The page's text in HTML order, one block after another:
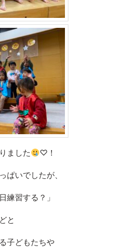
ました ♡！
ぱいでしたが、
練習する？」
と
子どもたちや